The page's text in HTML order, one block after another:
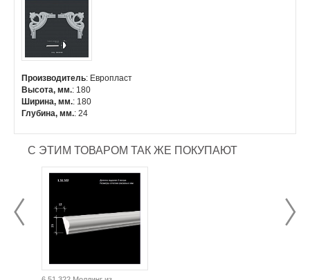
Производитель: Европласт
Высота, мм.: 180
Ширина, мм.: 180
Глубина, мм.: 24
С ЭТИМ ТОВАРОМ ТАК ЖЕ ПОКУПАЮТ